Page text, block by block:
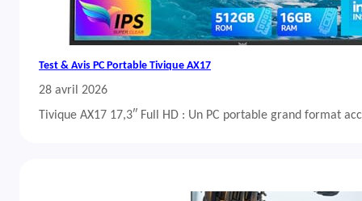
Test & Avis PC Portable Tivique AX17
28 avril 2026
Tivique AX17 17,3″ Full HD : Un PC portable grand format